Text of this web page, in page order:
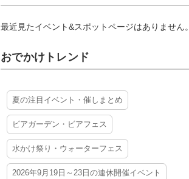
最近見たイベント&スポットページはありません。
おでかけトレンド
夏の注目イベント・催しまとめ
ビアガーデン・ビアフェス
水かけ祭り・ウォーターフェス
2026年9月19日～23日の連休開催イベント